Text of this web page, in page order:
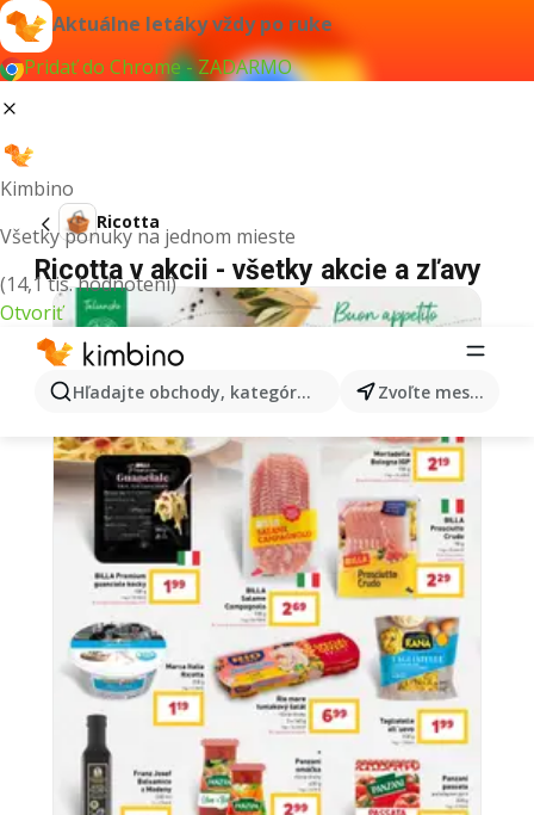
Aktuálne letáky vždy po ruke
Pridať do Chrome - ZADARMO
Kimbino
Všetky ponuky na jednom mieste
(14,1 tis. hodnotení)
Otvoriť
Hľadajte obchody, kategórie, produkty... Zvoľte mesto
Ricotta
Ricotta v akcii - všetky akcie a zľavy